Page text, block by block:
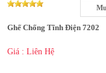
Ghế Chống Tĩnh Điện 7202
Giá : Liên Hệ